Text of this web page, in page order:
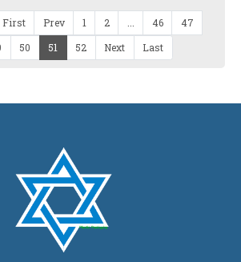
First Prev 1 2 46
47
50 51 52 Next Last